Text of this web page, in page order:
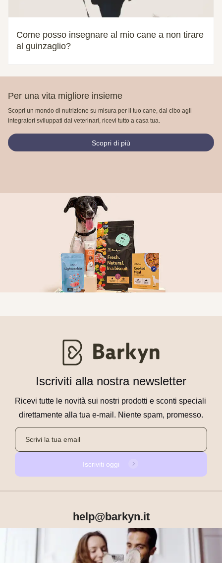
Come posso insegnare al mio cane a non tirare
al guinzaglio?
Per una vita migliore insieme
Scopri un mondo di nutrizione su misura per il tuo cane, dal cibo agli
integratori sviluppati dai veterinari, ricevi tutto a casa tua.
Scopri di più
Iscriviti alla nostra newsletter
Ricevi tutte le novità sui nostri prodotti e sconti speciali
direttamente alla tua e-mail. Niente spam, promesso.
Iscriviti oggi
help@barkyn.it